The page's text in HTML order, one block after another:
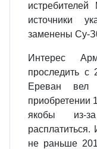
источники
заменены Су-
Интерес
проследить с
Ереван
приобретении
якобы из-
не раньше